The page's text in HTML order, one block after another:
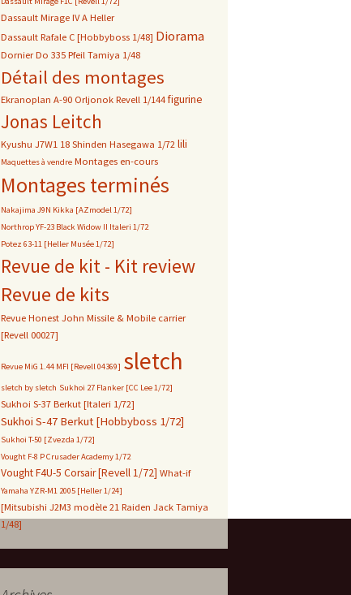
Dassault Mirage IV A Heller
Dassault Rafale C [Hobbyboss 1/48] Diorama
Dornier Do 335 Pfeil Tamiya 1/48
Détail des montages
Ekranoplan A-90 Orljonok Revell 1/144 figurine
Jonas Leitch
Kyushu J7W1 18 Shinden Hasegawa 1/72 lili
Maquettes à vendre Montages en-cours
Montages terminés
Nakajima J9N Kikka [AZmodel 1/72]
Northrop YF-23 Black Widow II Italeri 1/72
Potez 63-11 [Heller Musée 1/72]
Revue de kit - Kit review
Revue de kits
Revue Honest John Missile & Mobile carrier
[Revell 00027]
Revue MiG 1.44 MFI [Revell 04369] sletch
sletch by sletch Sukhoi 27 Flanker [CC Lee 1/72]
Sukhoi S-37 Berkut [Italeri 1/72]
Sukhoi S-47 Berkut [Hobbyboss 1/72]
Sukhoi T-50 [Zvezda 1/72]
Vought F-8 P Crusader Academy 1/72
Vought F4U-5 Corsair [Revell 1/72] What-if
Yamaha YZR-M1 2005 [Heller 1/24]
[Mitsubishi J2M3 modèle 21 Raiden Jack Tamiya
1/48]